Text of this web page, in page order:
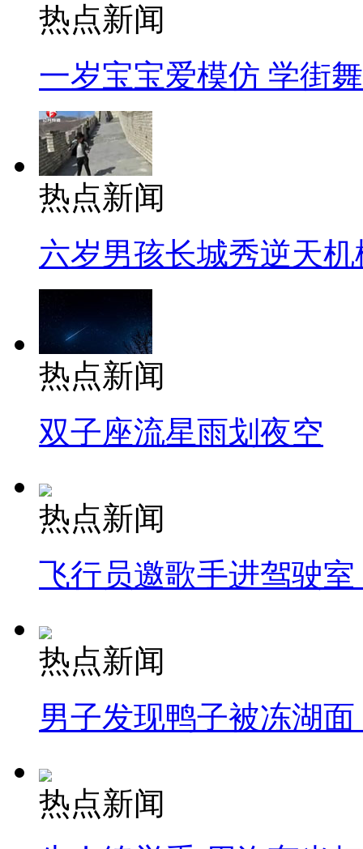
热点新闻
一岁宝宝爱模仿 学街
热点新闻
六岁男孩长城秀逆天机
热点新闻
双子座流星雨划夜空
热点新闻
飞行员邀歌手进驾驶
热点新闻
男子发现鸭子被冻湖
热点新闻